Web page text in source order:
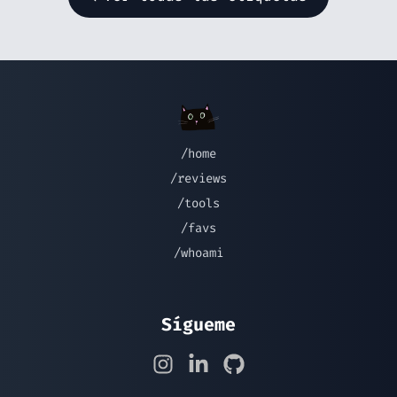
/home
/reviews
/tools
/favs
/whoami
Sígueme